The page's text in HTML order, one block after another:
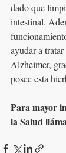
dado que
intestinal.
ayudar a
Alzheimer,
posee esta
Para mayor
la Salud